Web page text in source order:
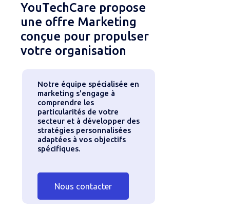
YouTechCare propose
une offre Marketing
conçue pour propulser
votre organisation
Notre équipe spécialisée en
marketing s'engage à
comprendre les
particularités de votre
secteur et à développer des
stratégies personnalisées
adaptées à vos objectifs
spécifiques.
Nous contacter